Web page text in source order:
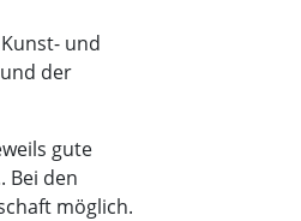
und
der
gute
Bei den
möglich.